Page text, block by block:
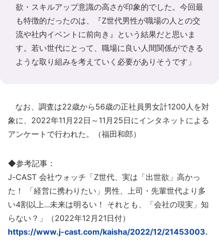
欲・スキルアップ意識の高さが印象的でした。今回最
も特徴的だったのは、『Z世代男性が職場の人との交
流や社内イベントに前向き』という結果だと思いま
す。若い世代にとって、職場に良い人間関係ができる
ような取り組みを考えていく必要がありそうです」
なお、調査は22歳から56歳の正社員男女計1200人を対
象に、2022年11月22日～11月25日にインタネットによる
アンケートで行われた。（福田和郎）
◆参考記事：
J-CAST 会社ウォッチ「Z世代、実は「出世欲」高かっ
た！ 「経営に携わりたい」男性、上司・先輩世代より多
い4割以上...未来は明るい！ それとも、「会社の現実」知
らない？」（2022年12月21日付）
https://www.j-cast.com/kaisha/2022/12/21453003.